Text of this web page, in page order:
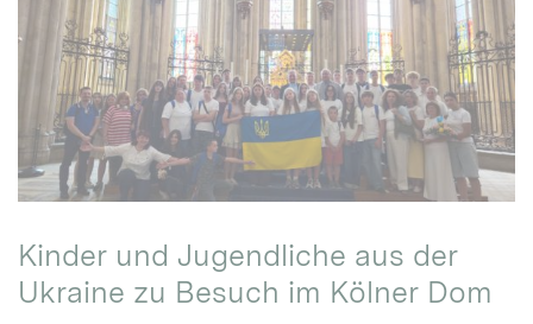
Kinder und Jugendliche aus der
Ukraine zu Besuch im Kölner Dom